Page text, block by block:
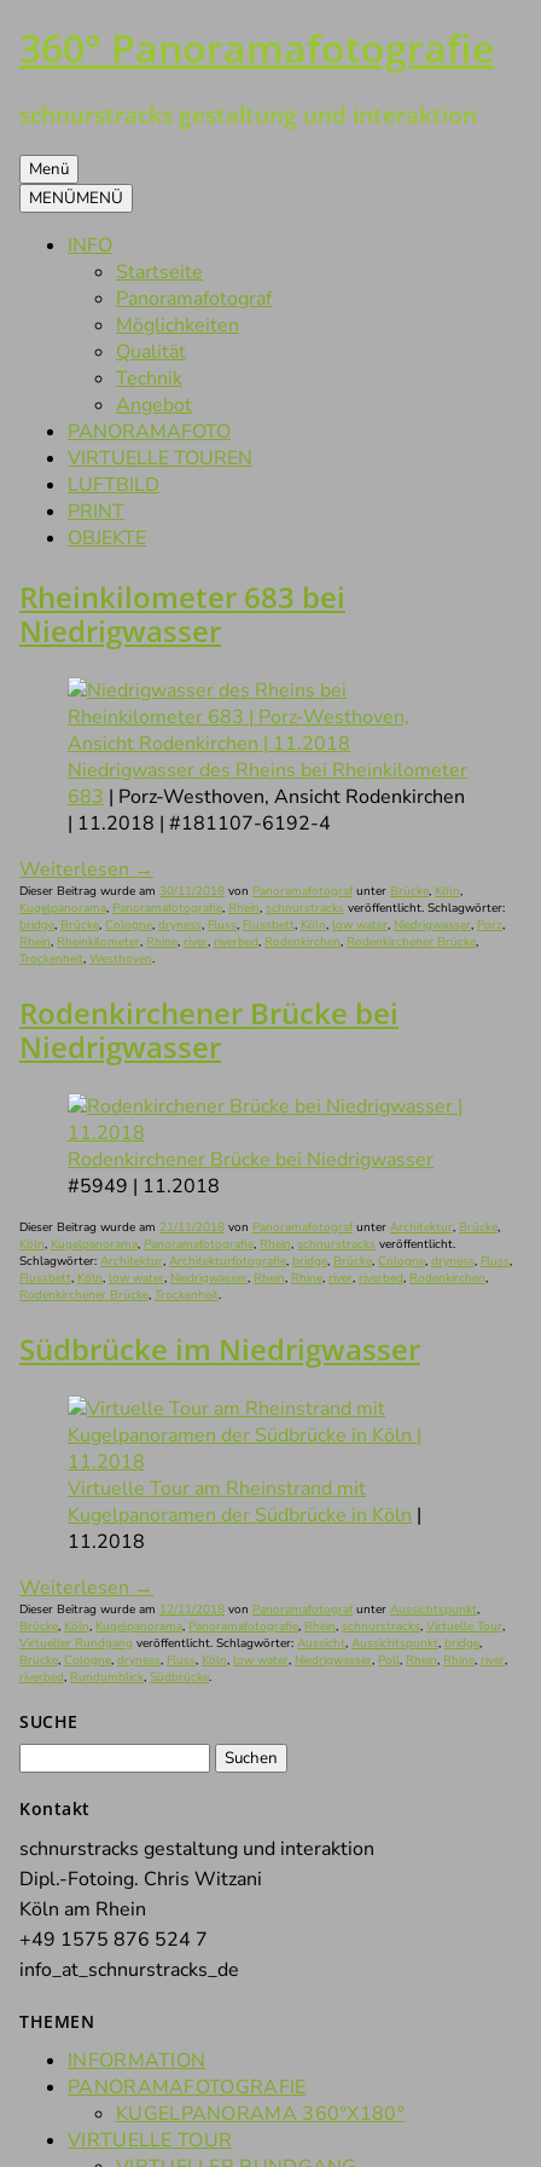
Zum
Inhalt
360° Panoramafotografie
schnurstracks gestaltung und interaktion
Menü
MENÜMENÜ
INFO
Startseite
Panoramafotograf
Möglichkeiten
Qualität
Technik
Angebot
PANORAMAFOTO
VIRTUELLE TOUREN
LUFTBILD
PRINT
OBJEKTE
Rheinkilometer 683 bei
Niedrigwasser
Niedrigwasser des Rheins bei Rheinkilometer
683 | Porz-Westhoven, Ansicht Rodenkirchen
| 11.2018 | #181107-6192-4
Weiterlesen →
Dieser Beitrag wurde am 30/11/2018 von Panoramafotografunter Brücke, Köln,
Kugelpanorama, Panoramafotografie, Rhein, schnurstracks veröffentlicht. Schlagwörter:
bridge, Brücke, Cologne, dryness, Fluss, Flussbett, Köln, low water, Niedrigwasser, Porz,
Rhein, Rheinkilometer, Rhine, river, riverbed, Rodenkirchen, Rodenkirchener Brücke,
Trockenheit, Westhoven.
Rodenkirchener Brücke bei
Niedrigwasser
Rodenkirchener Brücke bei Niedrigwasser
#5949 | 11.2018
Dieser Beitrag wurde am 21/11/2018 von Panoramafotografunter Architektur, Brücke,
Köln, Kugelpanorama, Panoramafotografie, Rhein, schnurstracks veröffentlicht.
Schlagwörter: Architektur, Architekturfotografie, bridge, Brücke, Cologne, dryness, Fluss,
Flussbett, Köln, low water, Niedrigwasser, Rhein, Rhine, river, riverbed, Rodenkirchen,
Rodenkirchener Brücke, Trockenheit.
Südbrücke im Niedrigwasser
Virtuelle Tour am Rheinstrand mit
Kugelpanoramen der Südbrücke in Köln |
11.2018
Weiterlesen →
Dieser Beitrag wurde am 12/11/2018 von Panoramafotografunter Aussichtspunkt,
Brücke, Köln, Kugelpanorama, Panoramafotografie, Rhein, schnurstracks, Virtuelle Tour,
Virtueller Rundgang veröffentlicht. Schlagwörter: Aussicht, Aussichtspunkt, bridge,
Brücke, Cologne, dryness, Fluss, Köln, low water, Niedrigwasser, Poll, Rhein, Rhine, river,
riverbed, Rundumblick, Südbrücke.
SUCHE
Kontakt
schnurstracks gestaltung und interaktion
Dipl.-Fotoing. Chris Witzani
Köln am Rhein
+49 1575 876 524 7
info_at_schnurstracks_de
THEMEN
INFORMATION
PANORAMAFOTOGRAFIE
KUGELPANORAMA 360°X180°
VIRTUELLE TOUR